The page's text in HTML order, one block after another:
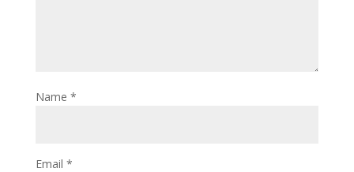
Name *
Email *